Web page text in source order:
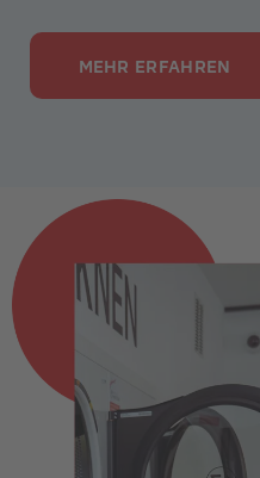
MEHR ERFAHREN